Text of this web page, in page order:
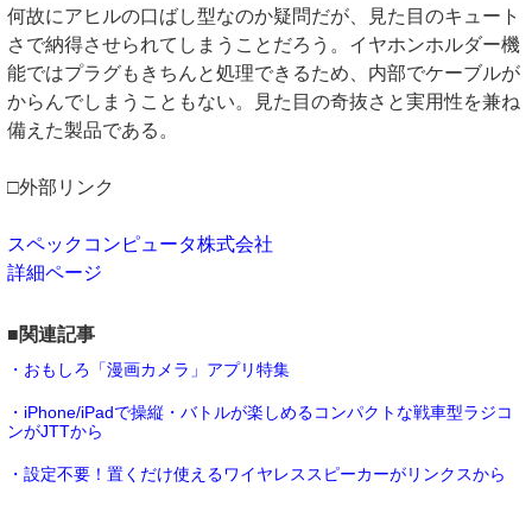
何故にアヒルの口ばし型なのか疑問だが、見た目のキュート
さで納得させられてしまうことだろう。イヤホンホルダー機
能ではプラグもきちんと処理できるため、内部でケーブルが
からんでしまうこともない。見た目の奇抜さと実用性を兼ね
備えた製品である。
□外部リンク
スペックコンピュータ株式会社
詳細ページ
■関連記事
・おもしろ「漫画カメラ」アプリ特集
・iPhone/iPadで操縦・バトルが楽しめるコンパクトな戦車型ラジコ
ンがJTTから
・設定不要！置くだけ使えるワイヤレススピーカーがリンクスから